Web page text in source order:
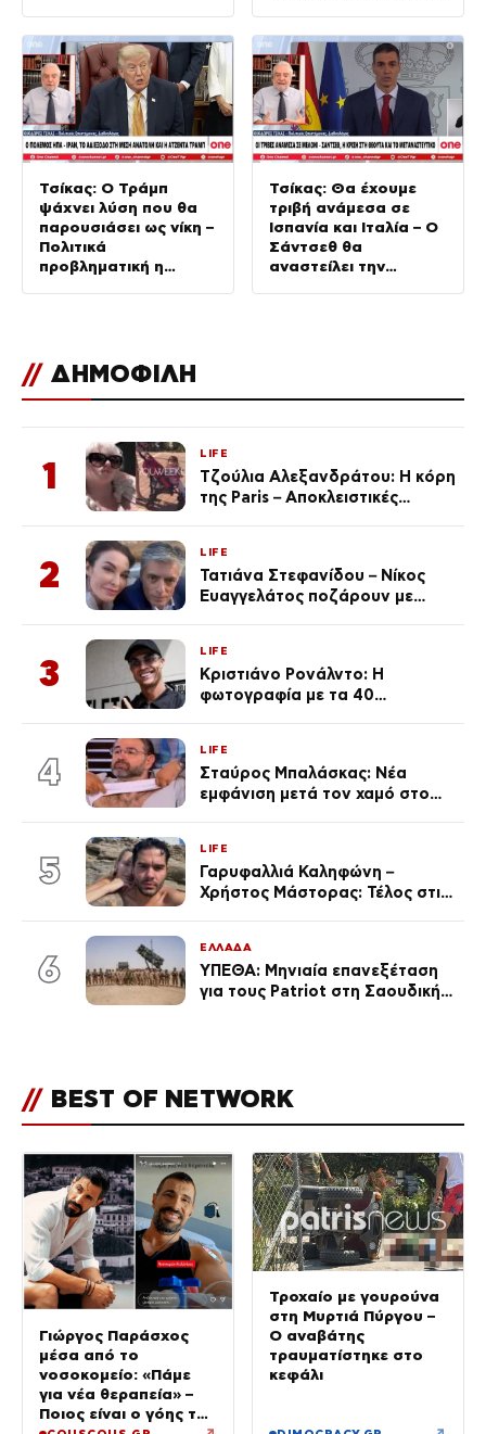
Τσίκας: Ο Τράμπ
ψάχνει λύση που θα
παρουσιάσει ως νίκη –
Πολιτικά
προβληματική η
Τσίκας: Θα έχουμε
τριβή ανάμεσα σε
Ισπανία και Ιταλία – Ο
Σάντσεθ θα
αναστείλει την
// ΔΗΜΟΦΙΛΗ
1
LIFE
Τζούλια Αλεξανδράτου: Η κόρη
της Paris – Αποκλειστικές
2
LIFE
Τατιάνα Στεφανίδου – Νίκος
Ευαγγελάτος ποζάρουν με
3
LIFE
Κριστιάνο Ρονάλντο: Η
φωτογραφία με τα 40
εκ. likes
4
LIFE
Σταύρος Μπαλάσκας: Νέα
εμφάνιση μετά τον χαμό στο
5
LIFE
Γαρυφαλλιά Καληφώνη –
Χρήστος Μάστορας: Τέλος στις
6
ΕΛΛΑΔΑ
ΥΠΕΘΑ: Μηνιαία επανεξέταση
για τους Patriot στη Σαουδική
// BEST OF NETWORK
Γιώργος Παράσχος
μέσα από το
νοσοκομείο: «Πάμε
για νέα θεραπεία» –
Ποιος είναι ο γόης της
Τροχαίο με γουρούνα
στη Μυρτιά Πύργου –
Ο αναβάτης
τραυματίστηκε στο
κεφάλι